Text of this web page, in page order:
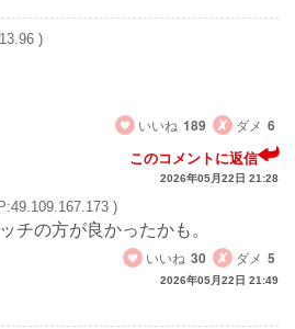
)
いいね 189 ダメ 6
このコメントに返信
2026年05月22日 21:28
)
チの方が良かったかも。
いいね 30 ダメ 5
2026年05月22日 21:49